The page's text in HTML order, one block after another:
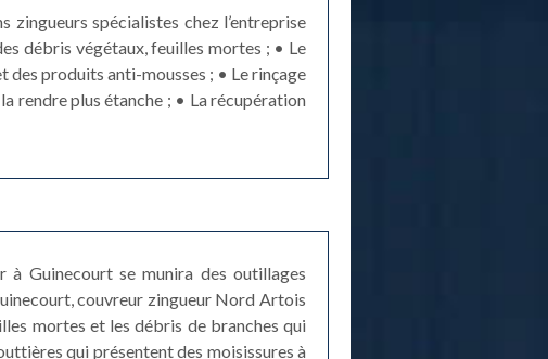
spécialistes chez l’entreprise
débris végétaux, feuilles mortes ; • Le
des produits anti-mousses ; • Le rinçage
rendre plus étanche ; • La récupération
à Guinecourt se munira des outillages
couvreur zingueur Nord Artois
mortes et les débris de branches qui
qui présentent des moisissures à